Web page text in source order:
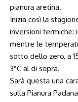
pianura aretina.
Inizia così la
inversioni termiche:
mentre le
sotto dello zero, a
3°C al di sopra.
Sarà questa una
sulla Pianura